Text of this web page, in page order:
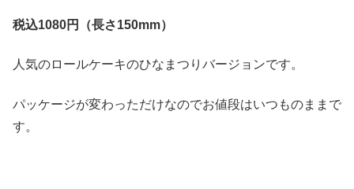
税込1080円（長さ150mm）
人気のロールケーキのひなまつりバージョンです。
パッケージが変わっただけなのでお値段はいつものままで
す。